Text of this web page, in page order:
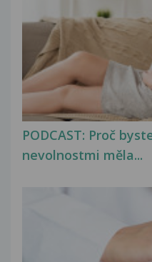
PODCAST: Proč
nevolnostmi měla...